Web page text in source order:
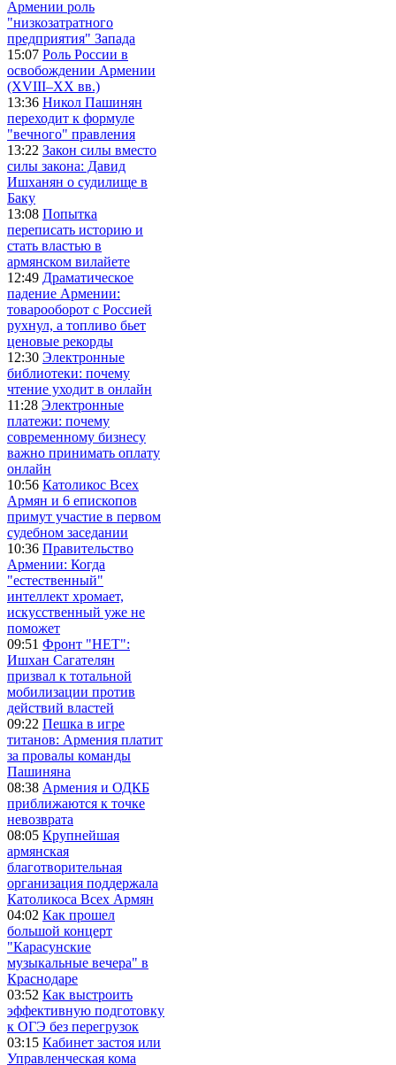
Армении роль
"низкозатратного
предприятия" Запада
15:07 Роль России в
освобождении Армении
(XVIII–XX вв.)
13:36 Никол Пашинян
переходит к формуле
"вечного" правления
13:22 Закон силы вместо
силы закона: Давид
Ишханян о судилище в
Баку
13:08 Попытка
переписать историю и
стать властью в
армянском вилайете
12:49 Драматическое
падение Армении:
товарооборот с Россией
рухнул, а топливо бьет
ценовые рекорды
12:30 Электронные
библиотеки: почему
чтение уходит в онлайн
11:28 Электронные
платежи: почему
современному бизнесу
важно принимать оплату
онлайн
10:56 Католикос Всех
Армян и 6 епископов
примут участие в первом
судебном заседании
10:36 Правительство
Армении: Когда
"естественный"
интеллект хромает,
искусственный уже не
поможет
09:51 Фронт "НЕТ":
Ишхан Сагателян
призвал к тотальной
мобилизации против
действий властей
09:22 Пешка в игре
титанов: Армения платит
за провалы команды
Пашиняна
08:38 Армения и ОДКБ
приближаются к точке
невозврата
08:05 Крупнейшая
армянская
благотворительная
организация поддержала
Католикоса Всех Армян
04:02 Как прошел
большой концерт
"Карасунские
музыкальные вечера" в
Краснодаре
03:52 Как выстроить
эффективную подготовку
к ОГЭ без перегрузок
03:15 Кабинет застоя или
Управленческая кома